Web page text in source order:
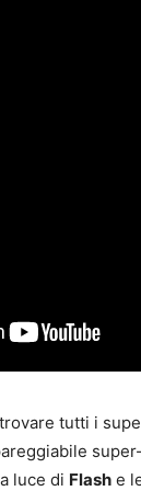
tutti i
luce di Flash e